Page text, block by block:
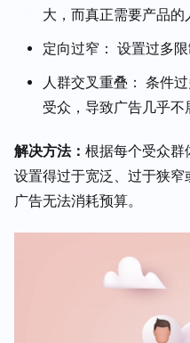
大，而真正需要产品的
定向过窄： 设置过多
人群交叉重叠： 条件
受众，导致广告几乎不
解决方法： 根据每个受众群
设置得过于宽泛、过于狭
广告无法消耗预算。